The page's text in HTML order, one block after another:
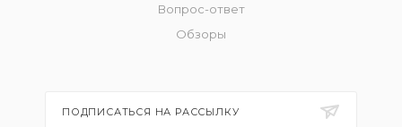
Вопрос-ответ
Обзоры
ПОДПИСАТЬСЯ НА РАССЫЛКУ